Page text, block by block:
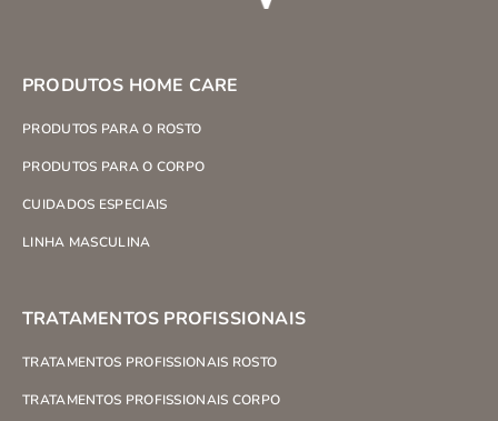
PRODUTOS HOME CARE
PRODUTOS PARA O ROSTO
PRODUTOS PARA O CORPO
CUIDADOS ESPECIAIS
LINHA MASCULINA
TRATAMENTOS PROFISSIONAIS
TRATAMENTOS PROFISSIONAIS ROSTO
TRATAMENTOS PROFISSIONAIS CORPO